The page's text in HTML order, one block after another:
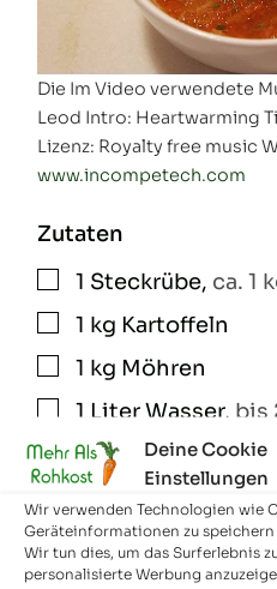
Deine Cookie
Einstellungen
Wir verwenden Technologien wie
Geräteinformationen zu
Wir tun dies, um das Surferlebnis
personalisierte Werbung
Die Im Video verwendete
Leod Intro: Heartwarming
Lizenz: Royalty free music
www.incompetech.com
Zutaten
▢
1 Steckrübe, ca. 1
▢
1 kg Kartoffeln
▢
1 kg Möhren
▢
1 Liter Wasser, bis
▢Pfeffer,nach
Salz nach
▢Petersilie